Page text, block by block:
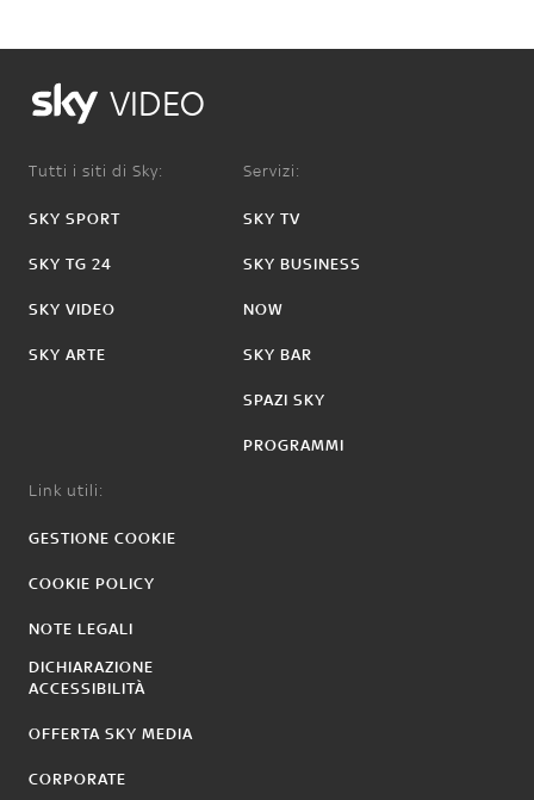
VIDEO
Tutti i siti di Sky:
SKY SPORT
SKY TG 24
SKY VIDEO
SKY ARTE
Servizi:
SKY TV
SKY BUSINESS
NOW
SKY BAR
SPAZI SKY
PROGRAMMI
Link utili:
GESTIONE COOKIE
COOKIE POLICY
NOTE LEGALI
DICHIARAZIONE
ACCESSIBILITÀ
OFFERTA SKY MEDIA
CORPORATE